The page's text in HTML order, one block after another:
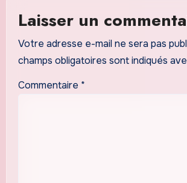
Laisser un
Votre adresse e-mail ne sera pas
champs obligatoires sont indiqués
Commentaire *